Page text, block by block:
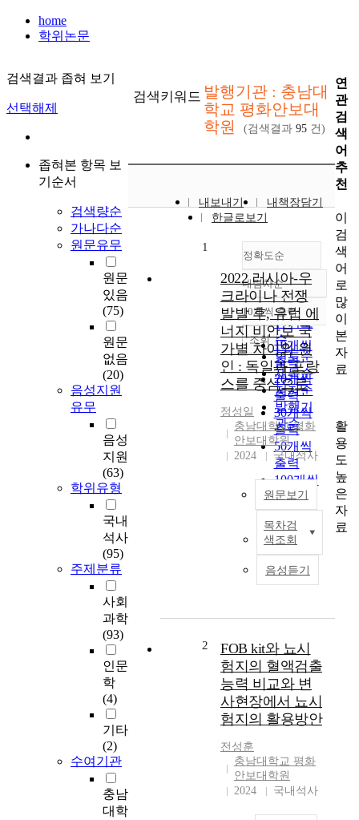
home
학위논문
검색결과 좁혀 보기
선택해제
좁혀본 항목 보
기순서
검색량순
가나다순
원문유무
원문
있음
(75)
원문
없음
(20)
음성지원
유무
음성
지원
(63)
학위유형
국내
석사
(95)
주제분류
사회
과학
(93)
인문
학
(4)
기타
(2)
수여기관
충남
대학
검색키워드 발행기관 : 충남대
학교 평화안보대
학원
(검색결과 95 건)
내보내기
내책장담기
한글로보기
정확도순
정확도
순
인기도
순
연도순
제목순
저자순
발행기
관순
내림차순
내림차순
10개씩 출력
10개씩
출력
20개씩
출력
30개씩
출력
50개씩
출력
100개씩
출력
조회
1
2022 러시아-우
크라이나 전쟁
발발 후, 유럽 에
너지 비안보 국
가별 차이와 원
인 : 독일과 프랑
스를 중심으로
정성일
충남대학교 평화
안보대학원
2024
국내석사
원문보기
목차검
색조회
음성듣기
b
2
FOB kit와 뇨시
험지의 혈액검출
능력 비교와 변
사현장에서 뇨시
험지의 활용방안
전성훈
충남대학교 평화
안보대학원
2024
국내석사
연
관
검
색
어
추
천
이
검
색
어
로
많
이
본
자
료
활
용
도
높
은
자
료